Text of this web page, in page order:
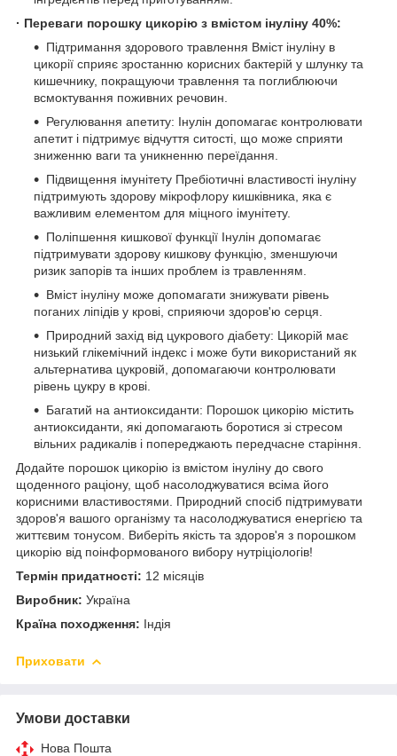
· Переваги порошку цикорію з вмістом інуліну 40%:
Підтримання здорового травлення Вміст інуліну в
цикорії сприяє зростанню корисних бактерій у шлунку та
кишечнику, покращуючи травлення та поглиблюючи
всмоктування поживних речовин.
Регулювання апетиту: Інулін допомагає контролювати
апетит і підтримує відчуття ситості, що може сприяти
зниженню ваги та уникненню переїдання.
Підвищення імунітету Пребіотичні властивості інуліну
підтримують здорову мікрофлору кишківника, яка є
важливим елементом для міцного імунітету.
Поліпшення кишкової функції Інулін допомагає
підтримувати здорову кишкову функцію, зменшуючи
ризик запорів та інших проблем із травленням.
Вміст інуліну може допомагати знижувати рівень
поганих ліпідів у крові, сприяючи здоров'ю серця.
Природний захід від цукрового діабету: Цикорій має
низький глікемічний індекс і може бути використаний як
альтернатива цукровій, допомагаючи контролювати
рівень цукру в крові.
Багатий на антиоксиданти: Порошок цикорію містить
антиоксиданти, які допомагають боротися зі стресом
вільних радикалів і попереджають передчасне старіння.
Додайте порошок цикорію із вмістом інуліну до свого
щоденного раціону, щоб насолоджуватися всіма його
корисними властивостями. Природний спосіб підтримувати
здоров'я вашого організму та насолоджуватися енергією та
життєвим тонусом. Виберіть якість та здоров'я з порошком
цикорію від поінформованого вибору нутріціологів!
Термін придатності: 12 місяців
Виробник: Україна
Країна походження: Індія
Приховати
Умови доставки
Нова Пошта